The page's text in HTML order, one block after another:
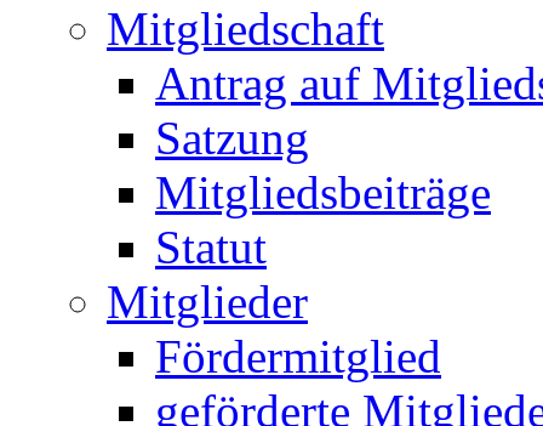
Mitgliedschaft
Antrag auf
Satzung
Mitgliedsbeiträge
Statut
Mitglieder
Fördermitglied
geförderte